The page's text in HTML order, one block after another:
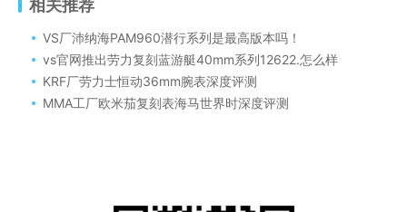
相关推荐
VS厂沛纳海PAM960潜行系列是最高版本吗！
vs官网推出劳力复刻蓝游艇40mm系列12622.怎么样
KRF厂劳力士恒动36mm腕表深度评测​
MMA工厂欧米茄复刻表海马世界时深度评测